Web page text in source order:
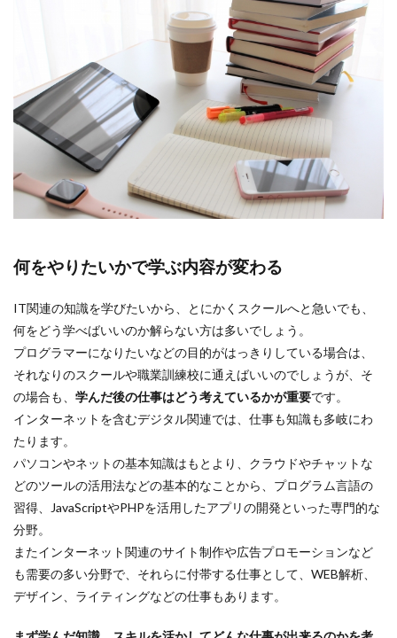
何をやりたいかで学ぶ内容が変わる
IT関連の知識を学びたいから、とにかくスクールへと急いでも、
何をどう学べばいいのか解らない方は多いでしょう。
プログラマーになりたいなどの目的がはっきりしている場合は、
それなりのスクールや職業訓練校に通えばいいのでしょうが、そ
の場合も、 学んだ後の仕事はどう考えているかが重要です。
インターネットを含むデジタル関連では、仕事も知識も多岐にわ
たります。
パソコンやネットの基本知識はもとより、クラウドやチャットな
どのツールの活用法などの基本的なことから、プログラム言語の
習得、JavaScriptやPHPを活用したアプリの開発といった専門的な
分野。
またインターネット関連のサイト制作や広告プロモーションなど
も需要の多い分野で、それらに付帯する仕事として、WEB解析、
デザイン、ライティングなどの仕事もあります。